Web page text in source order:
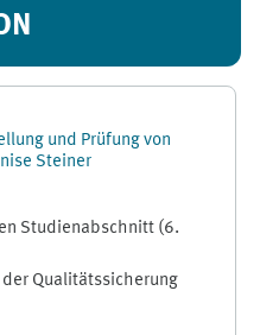
und Prüfung von
Steiner
Studienabschnitt (6.
Qualitätssicherung